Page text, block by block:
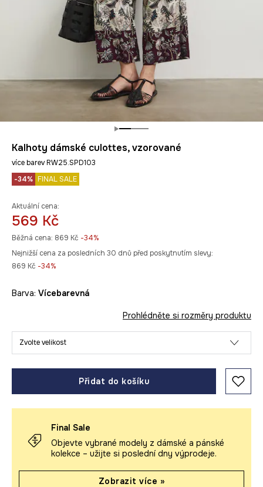
Kalhoty dámské culottes, vzorované
více barev RW25.SPD103
-34% FINAL SALE
Aktuální cena:
569 Kč
Běžná cena: 869 Kč -34%
Nejnižší cena za posledních 30 dnů před poskytnutím slevy:
869 Kč -34%
Barva: vícebarevná
Prohlédněte si rozměry produktu
Zvolte velikost
Přidat do košíku
Final Sale
Objevte vybrané modely z dámské a pánské
kolekce – užijte si poslední dny výprodeje.
Zobrazit více »